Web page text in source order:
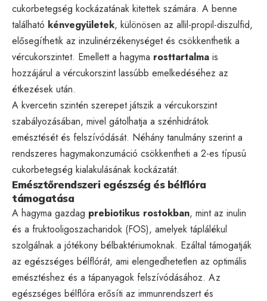
cukorbetegség kockázatának kitettek számára. A benne
található kénvegyületek, különösen az allil-propil-diszulfid,
elősegíthetik az inzulinérzékenységet és csökkenthetik a
vércukorszintet. Emellett a hagyma rosttartalma is
hozzájárul a vércukorszint lassúbb emelkedéséhez az
étkezések után.
A kvercetin szintén szerepet játszik a vércukorszint
szabályozásában, mivel gátolhatja a szénhidrátok
emésztését és felszívódását. Néhány tanulmány szerint a
rendszeres hagymakonzumáció csökkentheti a 2-es típusú
cukorbetegség kialakulásának kockázatát.
Emésztőrendszeri egészség és bélflóra
támogatása
A hagyma gazdag prebiotikus rostokban, mint az inulin
és a fruktooligoszacharidok (FOS), amelyek táplálékul
szolgálnak a jótékony bélbaktériumoknak. Ezáltal támogatják
az egészséges bélflórát, ami elengedhetetlen az optimális
emésztéshez és a tápanyagok felszívódásához. Az
egészséges bélflóra erősíti az immunrendszert és